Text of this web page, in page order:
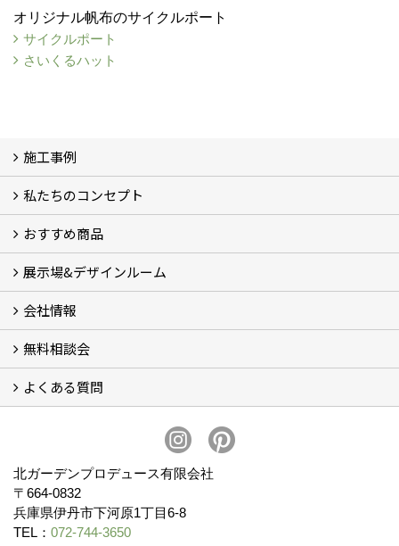
オリジナル帆布のサイクルポート
サイクルポート
さいくるハット
施工事例
施工事例
お客様の声 (46)
私たちのコンセプト
コンセプト
完成までの流れ
お庭のメンテナンスについて
おすすめ商品
オリジナル帆布のサイクルポート
NEW スマートサイクルポート
おしゃれな物置 (8)
門扉 (6)
ウッドフェンス (16)
アイアンの商品 (6)
ガーデニング雑貨 (3)
ガーデン書&ガーデンアート
こだわりのオリジナル商品 一覧
おすすめの植物 (29)
箱庭ガーデン
ポット苗
展示場&デザインルーム
展示場&デザインルーム
会社情報
会社概要
スタッフ紹介 (11)
ブログ
コラム
アクセス
求人募集
無料相談会
無料相談会
よくある質問
アフターサービス・アフターメンテナンスについて (3)
北ガーデンプロデュース有限会社
〒664-0832
兵庫県伊丹市下河原1丁目6-8
TEL： 072-744-3650